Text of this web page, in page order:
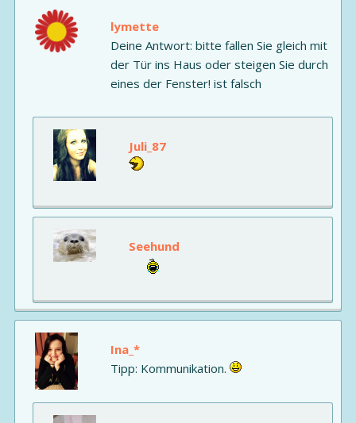
lymette
Deine Antwort: bitte fallen Sie gleich mit
der Tür ins Haus oder steigen Sie durch
eines der Fenster! ist falsch
Juli_87
Seehund
Ina_*
Tipp: Kommunikation.